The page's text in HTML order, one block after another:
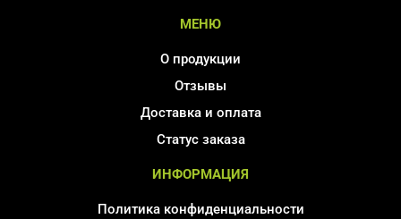
МЕНЮ
О продукции
Отзывы
Доставка и оплата
Статус заказа
ИНФОРМАЦИЯ
Политика конфиденциальности